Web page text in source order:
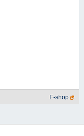
E-shop